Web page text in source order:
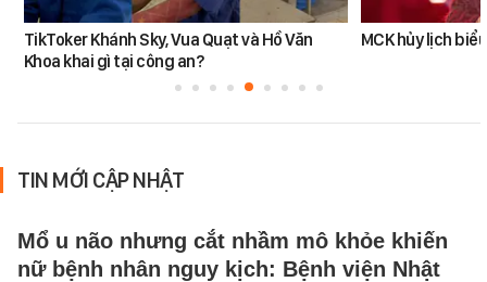
TikToker Khánh Sky, Vua Quạt và Hồ Văn
Khoa khai gì tại công an?
MCK hủy lịch
TIN MỚI CẬP NHẬT
Mổ u não nhưng cắt nhầm mô khỏe khiến
nữ bệnh nhân nguy kịch: Bệnh viện Nhật